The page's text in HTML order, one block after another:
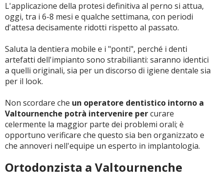
L'applicazione della protesi definitiva al perno si attua,
oggi, tra i 6-8 mesi e qualche settimana, con periodi
d'attesa decisamente ridotti rispetto al passato.
Saluta la dentiera mobile e i "ponti", perché i denti
artefatti dell'impianto sono strabilianti: saranno identici
a quelli originali, sia per un discorso di igiene dentale sia
per il look.
Non scordare che un operatore dentistico intorno a
Valtournenche potrà intervenire percurare
celermente la maggior parte dei problemi orali; è
opportuno verificare che questo sia ben organizzato e
che annoveri nell'equipe un esperto in implantologia.
Ortodonzista a Valtournenche